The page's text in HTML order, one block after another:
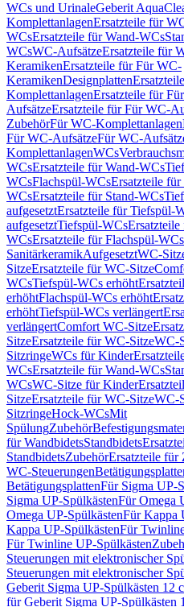
WCs und UrinaleGeberit
KomplettanlagenErsatzteile für
WCsErsatzteile für Wand-WCs
WCsWC-AufsätzeErsatzteile für
KeramikenErsatzteile für Für WC-
KeramikenDesignplatten
KomplettanlagenErsatzteile für
AufsätzeErsatzteile für Für WC-
ZubehörFür WC-Komplettanlagen
Für WC-AufsätzeFür WC-
KomplettanlagenWCs
WCsErsatzteile für Wand-WCs
WCsFlachspül-WCsErsatzteile
WCsErsatzteile für Stand-WCs
aufgesetztErsatzteile für Tiefspül-
aufgesetztTiefspül-WCs
WCsErsatzteile für Flachspül-WCs
SanitärkeramikAufgesetztWC-
SitzeErsatzteile für WC-Sitze
WCsTiefspül-WCs erhöht
erhöhtFlachspül-WCs erhöht
erhöhtTiefspül-WCs verlängert
verlängertComfort WC-Sitze
SitzeErsatzteile für WC-SitzeWC-
SitzringeWCs für Kinder
WCsErsatzteile für Wand-WCs
WCsWC-Sitze für Kinder
SitzeErsatzteile für WC-SitzeWC-
SitzringeHock-WCsMit
SpülungZubehör
für WandbidetsStandbidets
StandbidetsZubehörErsatzteile für
WC-Steuerungen
BetätigungsplattenFür Sigma UP-
Sigma UP-SpülkästenFür Omega
Omega UP-SpülkästenFür Kappa
Kappa UP-SpülkästenFür
Für Twinline UP-Spülkästen
Steuerungen mit elektronischer
Steuerungen mit elektronischer
Geberit Sigma UP-Spülkästen 12
für Geberit Sigma UP-Spülkästen